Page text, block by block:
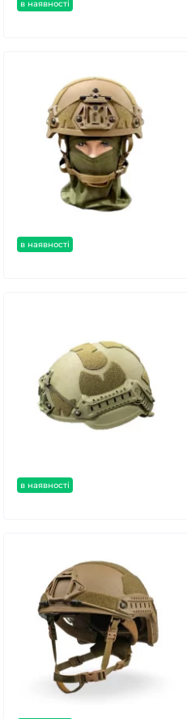
в наявності
в наявності
в наявності